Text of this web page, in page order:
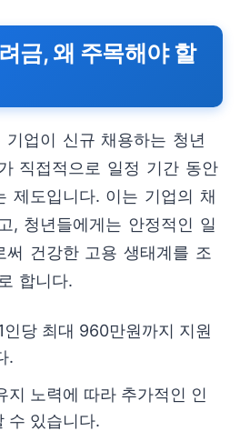
금, 왜 주목해야 할
기업이 신규 채용하는 청년
직접적으로 일정 기간 동안
제도입니다. 이는 기업의 채
, 청년들에게는 안정적인 일
써 건강한 고용 생태계를 조
합니다.
인당 최대 960만원까지 지원
.
지 노력에 따라 추가적인 인
수 있습니다.